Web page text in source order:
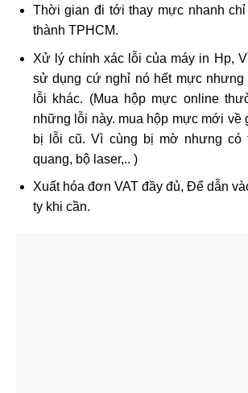
Thời gian đi tới thay mực nhanh
thành TPHCM.
Xử lý chính xác lỗi của máy in Hp,
sử dụng cứ nghỉ nó hết mực
lỗi khác. (Mua hộp mực online
những lỗi này. mua hộp mực mới về
bị lỗi cũ. Vì cùng bị mờ nhưng có
quang, bộ laser,.. )
Xuất hóa đơn VAT đầy đủ, Để dẫn
ty khi cần.